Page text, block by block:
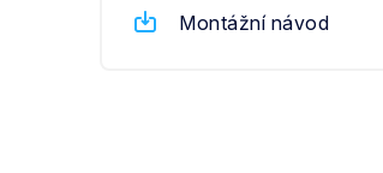
Montážní návod